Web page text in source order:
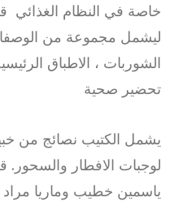
خاصة في النظام الغذائي
ليشمل مجموعة من
الشوربات ، الاطباق
تحضير صحية
يشمل الكتيب نصائج من
لوجبات الافطار والسحور.
ياسمين خطيب وماريا مراد